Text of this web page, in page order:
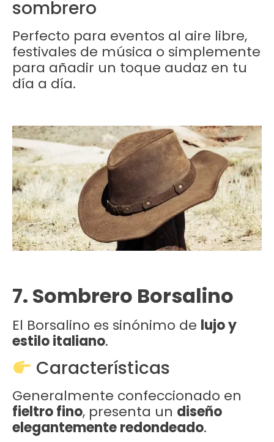
sombrero
Perfecto para eventos al aire libre,
festivales de música o simplemente
para añadir un toque audaz en tu
día a día.
7. Sombrero Borsalino
El Borsalino es sinónimo de lujo y
estilo italiano.
Características
Generalmente confeccionado en
fieltro fino, presenta un diseño
elegantemente redondeado.